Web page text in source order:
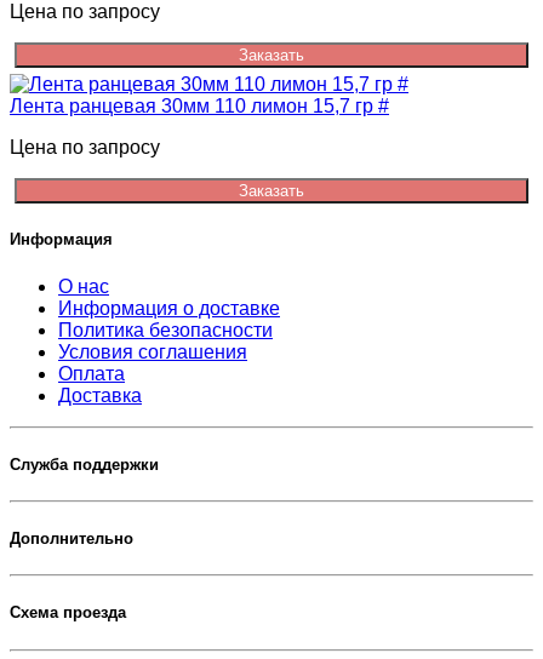
Цена по запросу
Заказать
Лента ранцевая 30мм 110 лимон 15,7 гр #
Цена по запросу
Заказать
Информация
О нас
Информация о доставке
Политика безопасности
Условия соглашения
Оплата
Доставка
Служба поддержки
Дополнительно
Схема проезда